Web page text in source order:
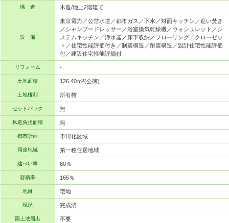
構 造 木造/地上2階建て
設 備
東京電力／公営水道／都市ガス／下水／対面キッチン／追い焚き
／シャンプードレッサー／浴室換気乾燥機／ウォシュレット／シ
ステムキッチン／浄水器／床下収納／フローリング／クローゼッ
ト／住宅性能評価付き／制震構造／耐震構造／設計住宅性能評価
付／建設住宅性能評価付
リフォーム -
土地面積 126.40ｍ²(公簿)
土地権利 所有権
セットバック 無
私道負担面積 無
都市計画 市街化区域
用途地域 第一種住居地域
建ぺい率 60％
容積率 165％
地目 宅地
現況 完成済
国土法届出 不要